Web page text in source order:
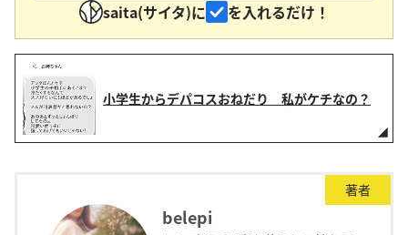
saita(サイタ)に
を入れるだけ！
小学生からデパコスおねだり 私がケチなの？
著者
belepi